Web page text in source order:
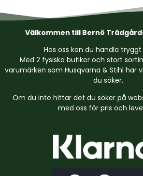
Välkommen till Bernö
Hos oss kan du handla
Med 2 fysiska butiker och stort
varumärken som Husqvarna & Stihl har
du söker.
Om du inte hittar det du söker på
med oss för pris och